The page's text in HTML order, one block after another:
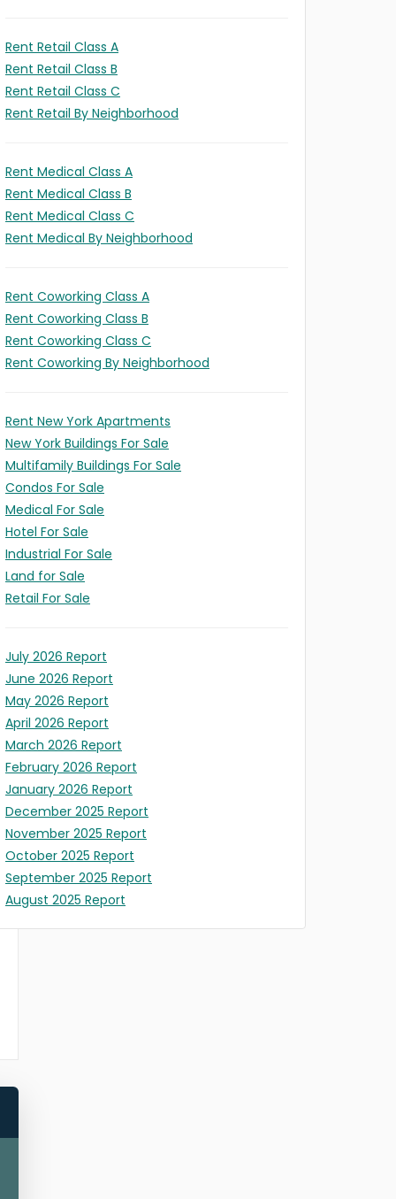
Rent Retail Class A
Rent Retail Class B
Rent Retail Class C
Rent Retail By Neighborhood
Rent Medical Class A
Rent Medical Class B
Rent Medical Class C
Rent Medical By Neighborhood
Rent Coworking Class A
Rent Coworking Class B
Rent Coworking Class C
Rent Coworking By Neighborhood
Rent New York Apartments
New York Buildings For Sale
Multifamily Buildings For Sale
Condos For Sale
Medical For Sale
Hotel For Sale
Industrial For Sale
Land for Sale
Retail For Sale
July 2026 Report
June 2026 Report
May 2026 Report
April 2026 Report
March 2026 Report
February 2026 Report
January 2026 Report
December 2025 Report
November 2025 Report
October 2025 Report
September 2025 Report
August 2025 Report